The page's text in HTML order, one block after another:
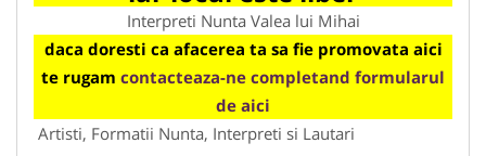
Interpreti Nunta Valea lui Mihai
daca doresti ca afacerea ta sa fie promovata aici
te rugam contacteaza-ne completand formularul
de aici
Artisti, Formatii Nunta, Interpreti si Lautari